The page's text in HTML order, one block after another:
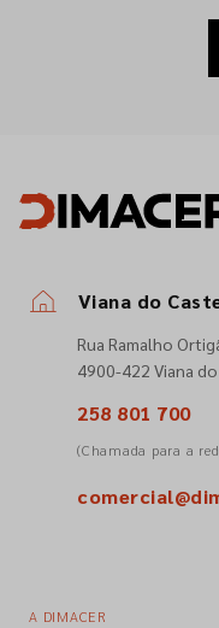
Viana do
Rua Ramalho
4900-422 Viana
258 801 700
(Chamada para a
A DIMACER